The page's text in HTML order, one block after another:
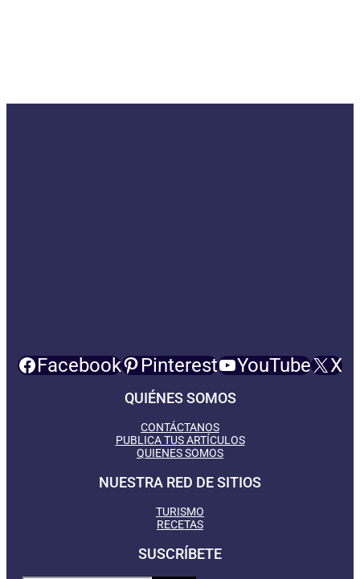
Facebook Pinterest YouTube X
QUIÉNES SOMOS
CONTÁCTANOS
PUBLICA TUS ARTÍCULOS
QUIENES SOMOS
NUESTRA RED DE SITIOS
TURISMO
RECETAS
SUSCRÍBETE